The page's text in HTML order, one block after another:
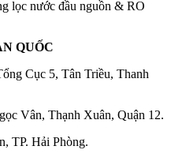
lọc nước đầu nguồn & RO
QUỐC
Cục 5, Tân Triều, Thanh
Vân, Thạnh Xuân, Quận 12.
TP. Hải Phòng.